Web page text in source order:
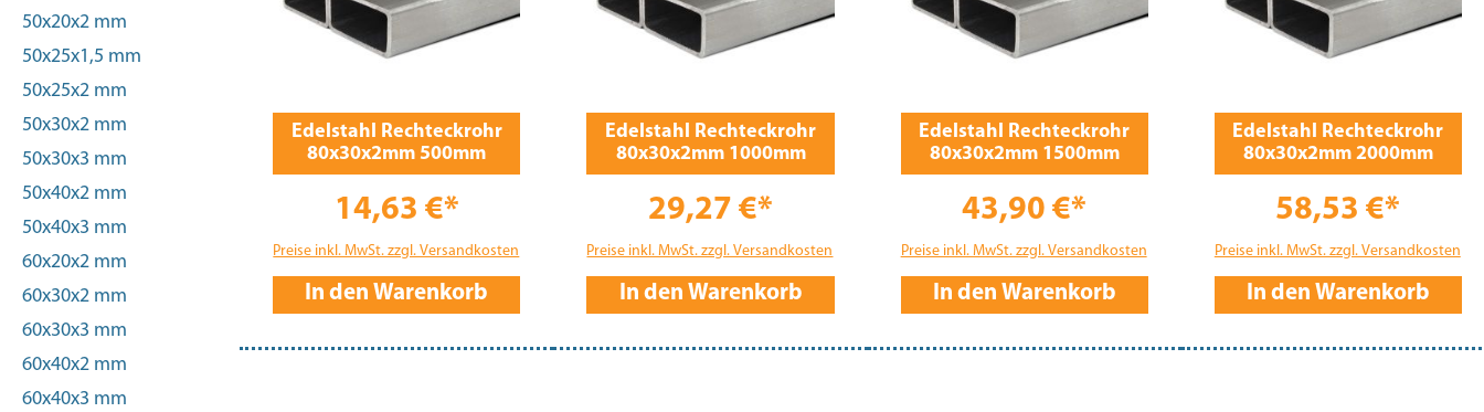
50x20x2 mm
50x25x1,5 mm
50x25x2 mm
50x30x2 mm
50x30x3 mm
50x40x2 mm
50x40x3 mm
60x20x2 mm
60x30x2 mm
60x30x3 mm
60x40x2 mm
60x40x3 mm
Edelstahl Rechteckrohr
80x30x2mm 500mm
14,63 €*
Preise inkl. MwSt. zzgl. Versandkosten
In den Warenkorb
Edelstahl Rechteckrohr
80x30x2mm 1000mm
29,27 €*
Preise inkl. MwSt. zzgl. Versandkosten
In den Warenkorb
Edelstahl Rechteckrohr
80x30x2mm 1500mm
43,90 €*
Preise inkl. MwSt. zzgl. Versandkosten
In den Warenkorb
Edelstahl Rechteckrohr
80x30x2mm 2000mm
58,53 €*
Preise inkl. MwSt. zzgl. Versandkosten
In den Warenkorb